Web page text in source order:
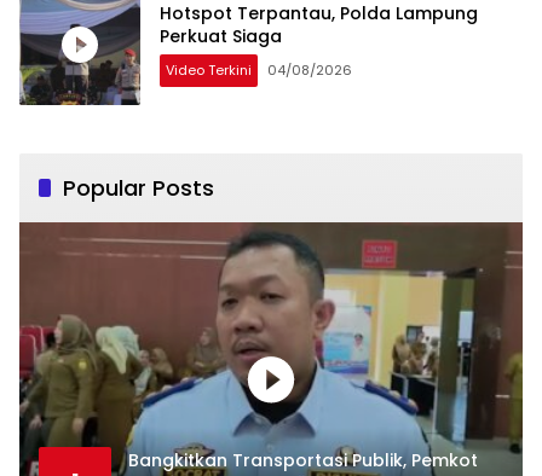
Hotspot Terpantau, Polda Lampung
Perkuat Siaga
Video Terkini 04/08/2026
Popular Posts
Bangkitkan Transportasi Publik, Pemkot